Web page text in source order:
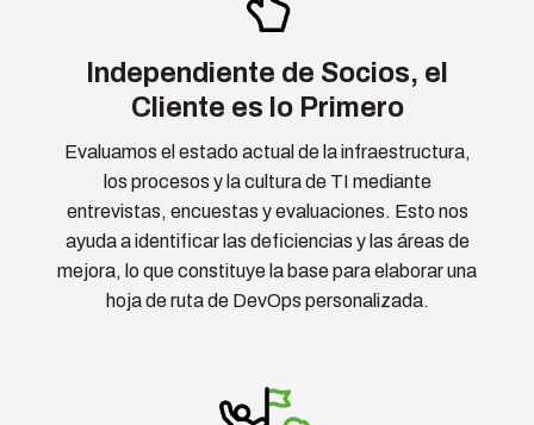
Independiente de Socios, el
Cliente es lo Primero
Evaluamos el estado actual de la infraestructura,
los procesos y la cultura de TI mediante
entrevistas, encuestas y evaluaciones. Esto nos
ayuda a identificar las deficiencias y las áreas de
mejora, lo que constituye la base para elaborar una
hoja de ruta de DevOps personalizada.